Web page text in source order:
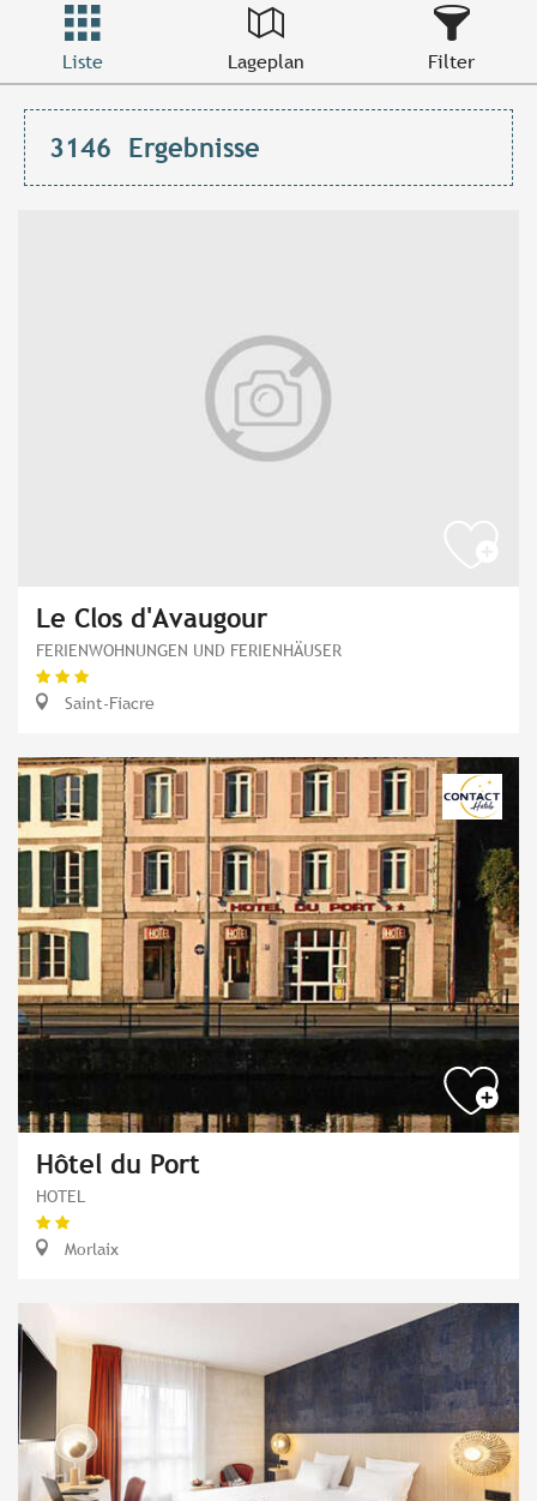
Liste Lageplan Filter
3146 Ergebnisse
Le Clos d'Avaugour
FERIENWOHNUNGEN UND FERIENHÄUSER
Saint-Fiacre
Hôtel du Port
HOTEL
Morlaix